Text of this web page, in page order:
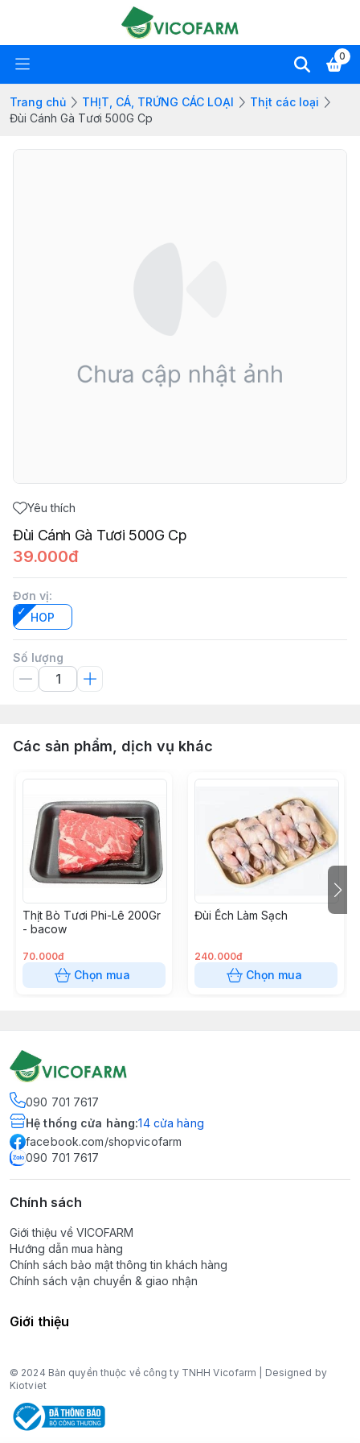
0
Trang chủ THỊT, CÁ, TRỨNG CÁC LOẠI
Thịt các loại
Đùi Cánh Gà Tươi 500G Cp
Yêu thích
Đùi Cánh Gà Tươi 500G Cp
39.000đ
Đơn vị:
HOP
Số lượng
Các sản phẩm, dịch vụ khác
Thịt Bò Tươi Phi-Lê 200Gr
- bacow
70.000đ
Chọn mua
Đùi Ếch Làm Sạch
240.000đ
Chọn mua
090 701 7617
Hệ thống cửa hàng:14 cửa hàng
facebook.com/shopvicofarm
090 701 7617
Chính sách
Giới thiệu về VICOFARM
Hướng dẫn mua hàng
Chính sách bảo mật thông tin khách hàng
Chính sách vận chuyển & giao nhận
Giới thiệu
© 2024 Bản quyền thuộc về công ty TNHH Vicofarm | Designed by
Kiotviet